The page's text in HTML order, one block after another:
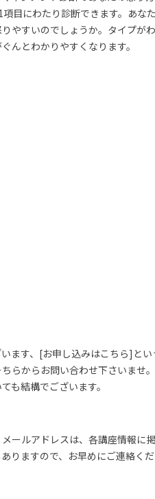
目にわたり診断できます。あな
やすいのでしょうか。タイプが
んとわかりやすくなります。
ます、[お申し込みはこちら]とい
らからお問い合わせ下さいませ
も結構でございます。
ールアドレスは、各講座情報に
りますので、お早めにご連絡く